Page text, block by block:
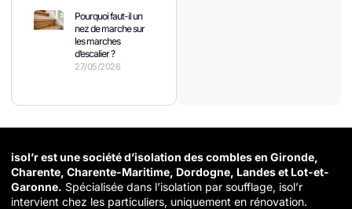
Pourquoi faut-il un
nez de marche sur
les marches
d’escalier ?
27/05/2026
isol’r est une société d’isolation des combles en Gironde,
Charente, Charente-Maritime, Dordogne, Landes et Lot-et-
Garonne. Spécialisée dans l’isolation par soufflage, isol’r
intervient chez les particuliers, uniquement en rénovation.